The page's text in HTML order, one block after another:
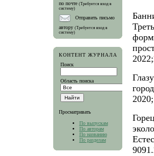
по почте (Требуется вход в
систему)
Отправить письмо
автору (Требуется вход в
систему)
КОНТЕНТ ЖУРНАЛА
Поиск
Область поиска
Просматривать
По выпускам
По авторам
По названию
По разделам